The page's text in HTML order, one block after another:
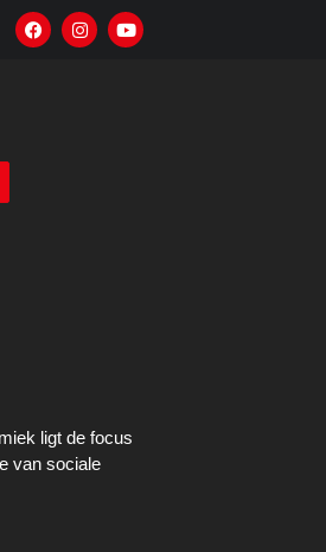
ligt de focus
van sociale